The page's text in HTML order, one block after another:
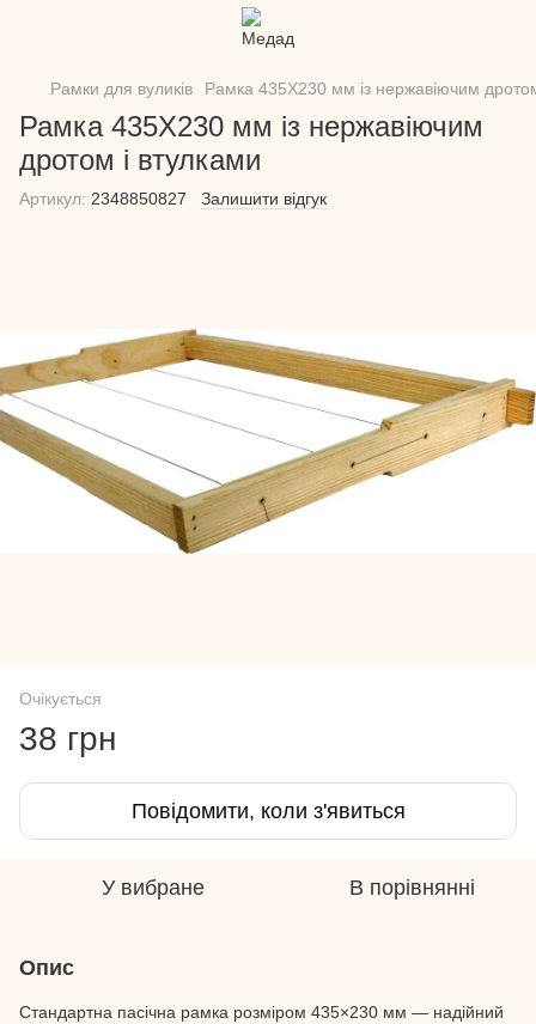
Рамки для вуликів Рамка 435Х230 мм із нержавіючим
Рамка 435Х230 мм із нержавіючим
дротом і втулками
Артикул: 2348850827 Залишити відгук
Очікується
38 грн
Повідомити, коли з'явиться
У вибране В порівнянні
Опис
Стандартна пасічна рамка розміром 435×230 мм — надійний